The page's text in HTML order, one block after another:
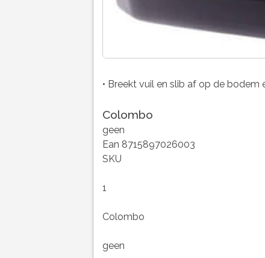
• Breekt vuil en slib af op de bodem
Colombo
geen
Ean 8715897026003
SKU
1
Colombo
geen